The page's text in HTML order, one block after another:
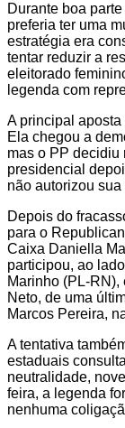
Durante boa
preferia ter uma
estratégia era
tentar reduzir a
eleitorado
legenda com
A principal
Ela chegou a
mas o PP decidiu
presidencial
não autorizou
Depois do
para o
Caixa Daniella
participou, ao
Marinho (PL-
Neto, de uma
Marcos Pereira,
A tentativa
estaduais
neutralidade,
feira, a legenda
nenhuma